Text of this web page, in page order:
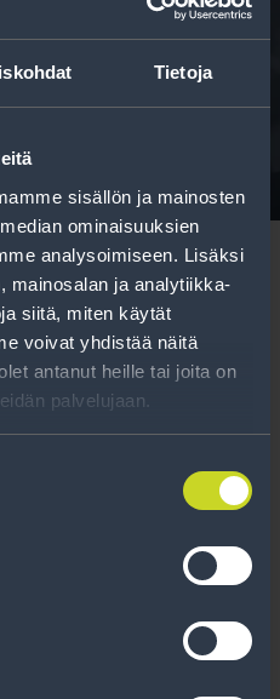
Tietoja
sisällön ja mainosten
ominaisuuksien
analysoimiseen. Lisäksi
mainosalan ja analytiikka-
siitä, miten käytät
voivat yhdistää näitä
antanut heille tai joita on
palvelujaan.
renkaista ja